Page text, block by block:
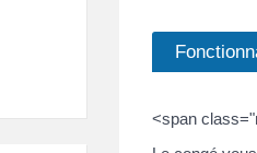
<span